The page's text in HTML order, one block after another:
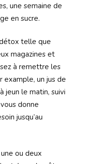
une semaine de
en sucre.
détox telle que
magazines et
à remettre les
example, un jus de
jeun le matin, suivi
donne
jusqu’au
ou deux